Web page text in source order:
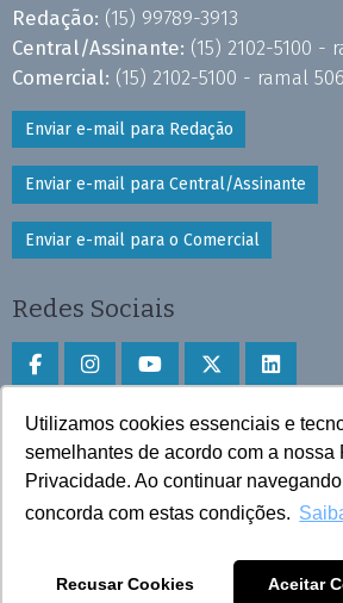
Utilizamos cookies essenciais e
semelhantes de acordo com a nossa
Privacidade. Ao continuar
concorda com estas condições.
Recusar Cookies Aceitar
Redação: (15) 99789-3913
Central/Assinante: (15) 2102-5100 -
Comercial: (15) 2102-5100 - ramal
Enviar e-mail para Redação
Enviar e-mail para Central/Assinante
Enviar e-mail para o Comercial
Redes Sociais
Faça download do aplicativo
Play Store e App Store
Todos os direitos reservados ©